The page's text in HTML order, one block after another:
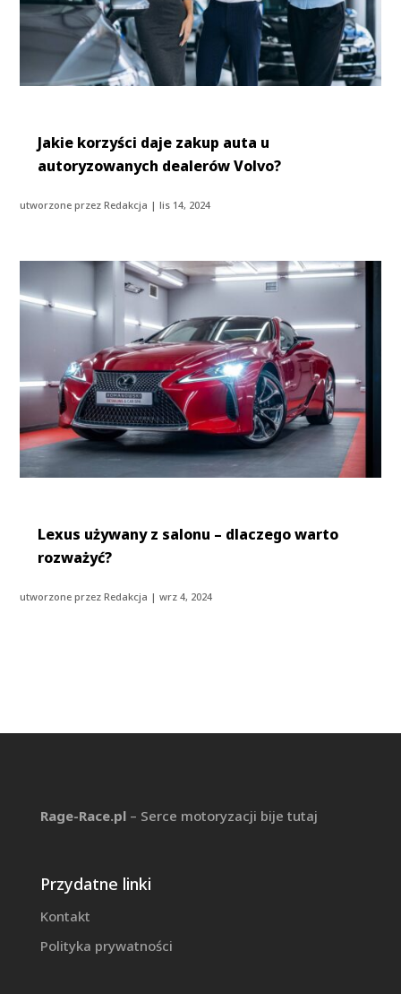
Jakie korzyści daje zakup auta u
autoryzowanych dealerów Volvo?
utworzone przezRedakcja |lis 14, 2024
Lexus używany z salonu – dlaczego warto
rozważyć?
utworzone przezRedakcja |wrz 4, 2024
Rage-Race.pl– Serce motoryzacji bije tutaj
Przydatne linki
Kontakt
Polityka prywatności